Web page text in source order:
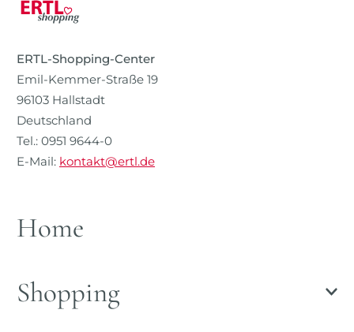
ERTL-Shopping-Center
Emil-Kemmer-Straße 19
96103 Hallstadt
Deutschland
Tel.: 0951 9644-0
E-Mail: kontakt@ertl.de
Home
Shopping